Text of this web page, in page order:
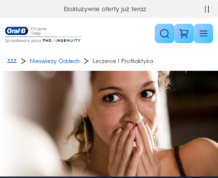
Ekskluzywne oferty już teraz
Nieswiezy Oddech Leczenie I Profilaktyka